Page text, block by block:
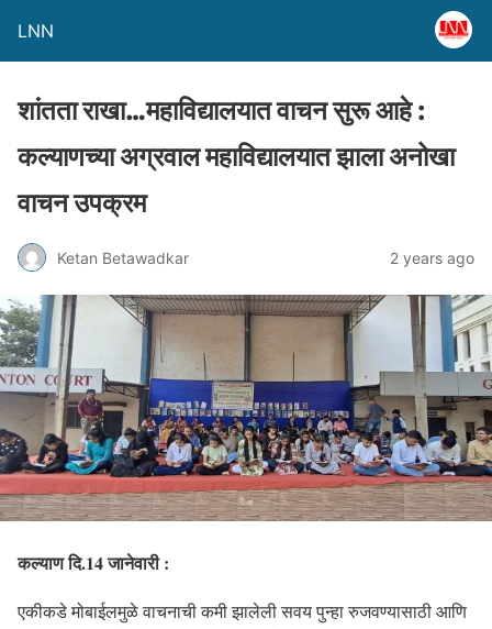
LNN
शांतता राखा…महाविद्यालयात वाचन सुरू आहे :
कल्याणच्या अग्रवाल महाविद्यालयात झाला अनोखा
वाचन उपक्रम
Ketan Betawadkar 2 years ago
कल्याण दि.14 जानेवारी :
एकीकडे मोबाईलमुळे वाचनाची कमी झालेली सवय पुन्हा रुजवण्यासाठी आणि